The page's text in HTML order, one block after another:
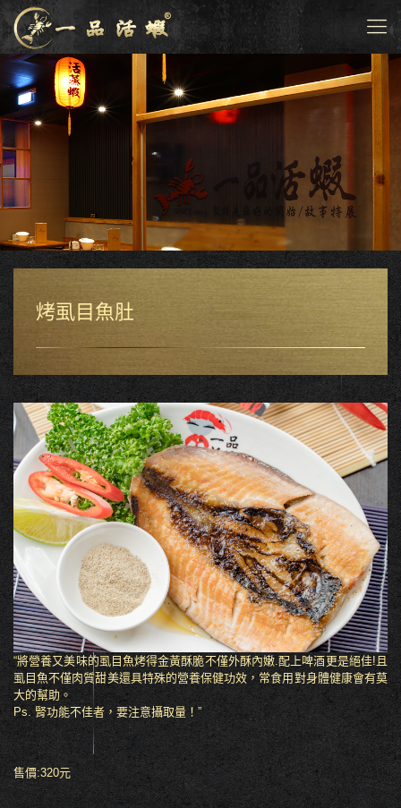
烤虱目魚肚
“將營養又美味的虱目魚烤得金黃酥脆不僅外酥內嫩.配上啤酒更是絕佳!且
虱目魚不僅肉質甜美還具特殊的營養保健功效，常食用對身體健康會有莫
大的幫助。
Ps. 腎功能不佳者，要注意攝取量！”
售價:320元